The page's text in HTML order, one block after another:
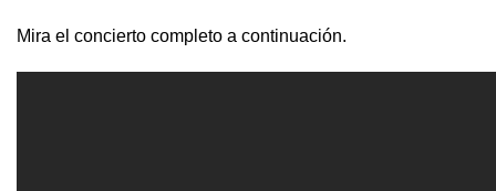
Mira el concierto completo a continuación.